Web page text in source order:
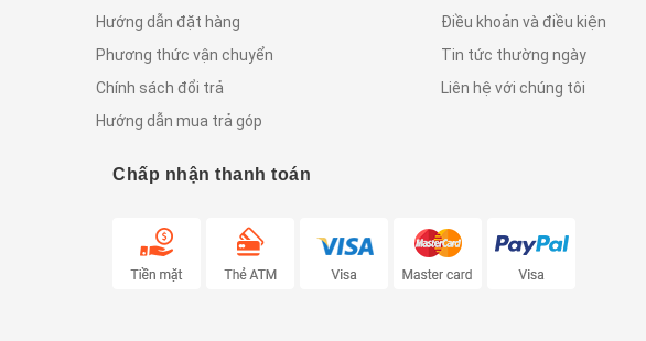
Hướng dẫn đặt hàng
Phương thức vận chuyển
Chính sách đổi trả
Hướng dẫn mua trả góp
Điều khoản và điều kiện
Tin tức thường ngày
Liên hệ với chúng tôi
Chấp nhận thanh toán